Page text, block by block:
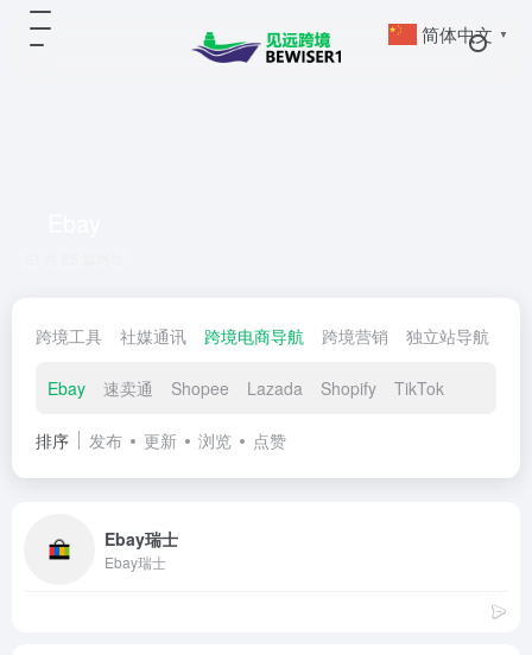
跨境工具 社媒通讯 跨境电商导航 跨境营销 独立站导航
Ebay 速卖通 Shopee Lazada Shopify TikTok
排序 发布 更新 浏览 点赞
Ebay瑞士
Ebay瑞士
简体中文 ▼